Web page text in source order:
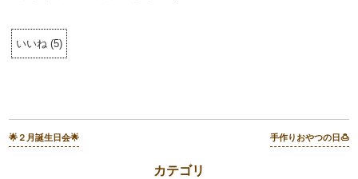
いいね (5)
🌟２月誕生日会🌟 手作りおやつの日🍮
カテゴリ